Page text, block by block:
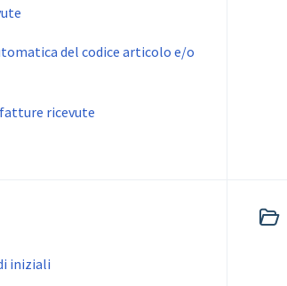
del codice articolo e/o
ricevute
iniziali